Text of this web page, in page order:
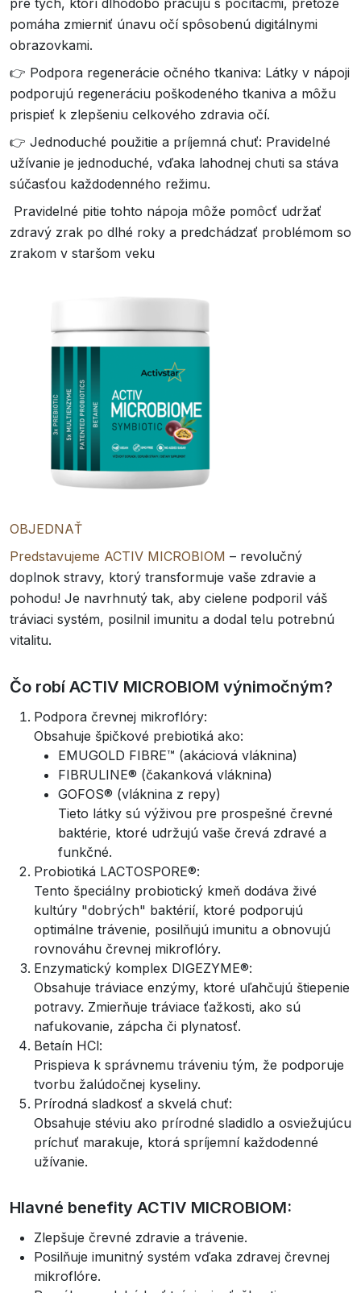
pre tých, ktorí dlhodobo pracujú s počítačmi, pretože
pomáha zmierniť únavu očí spôsobenú digitálnymi
obrazovkami.
👉 Podpora regenerácie očného tkaniva: Látky v nápoji
podporujú regeneráciu poškodeného tkaniva a môžu
prispieť k zlepšeniu celkového zdravia očí.
👉 Jednoduché použitie a príjemná chuť: Pravidelné
užívanie je jednoduché, vďaka lahodnej chuti sa stáva
súčasťou každodenného režimu.
Pravidelné pitie tohto nápoja môže pomôcť udržať
zdravý zrak po dlhé roky a predchádzať problémom so
zrakom v staršom veku
OBJEDNAŤ
Predstavujeme ACTIV MICROBIOM – revolučný
doplnok stravy, ktorý transformuje vaše zdravie a
pohodu! Je navrhnutý tak, aby cielene podporil váš
tráviaci systém, posilnil imunitu a dodal telu potrebnú
vitalitu.
Čo robí ACTIV MICROBIOM výnimočným?
Podpora črevnej mikroflóry:
Obsahuje špičkové prebiotiká ako:
EMUGOLD FIBRE™ (akáciová vláknina)
FIBRULINE® (čakanková vláknina)
GOFOS® (vláknina z repy)
Tieto látky sú výživou pre prospešné črevné
baktérie, ktoré udržujú vaše črevá zdravé a
funkčné.
Probiotiká LACTOSPORE®:
Tento špeciálny probiotický kmeň dodáva živé
kultúry "dobrých" baktérií, ktoré podporujú
optimálne trávenie, posilňujú imunitu a obnovujú
rovnováhu črevnej mikroflóry.
Enzymatický komplex DIGEZYME®:
Obsahuje tráviace enzýmy, ktoré uľahčujú štiepenie
potravy. Zmierňuje tráviace ťažkosti, ako sú
nafukovanie, zápcha či plynatosť.
Betaín HCl:
Prispieva k správnemu tráveniu tým, že podporuje
tvorbu žalúdočnej kyseliny.
Prírodná sladkosť a skvelá chuť:
Obsahuje stéviu ako prírodné sladidlo a osviežujúcu
príchuť marakuje, ktorá spríjemní každodenné
užívanie.
Hlavné benefity ACTIV MICROBIOM:
Zlepšuje črevné zdravie a trávenie.
Posilňuje imunitný systém vďaka zdravej črevnej
mikroflóre.